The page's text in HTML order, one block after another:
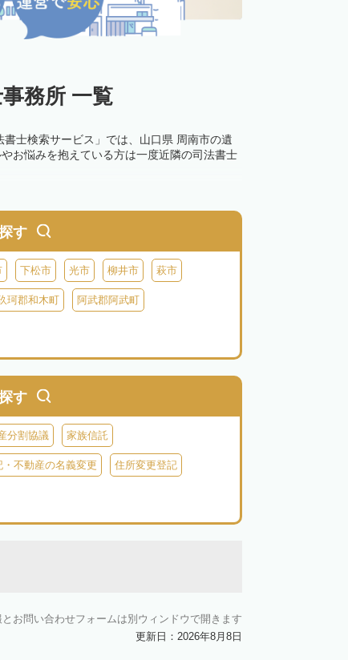
務所 一覧
士検索サービス」では、山口県 周南市の遺
お悩みを抱えている方は一度近隣の司法書士
す
下松市 光市 柳井市 萩市
珂郡和木町 阿武郡阿武町
す
分割協議 家族信託
・不動産の名義変更 住所変更登記
お問い合わせフォームは別ウィンドウで開きます
更新日：2026年8月8日